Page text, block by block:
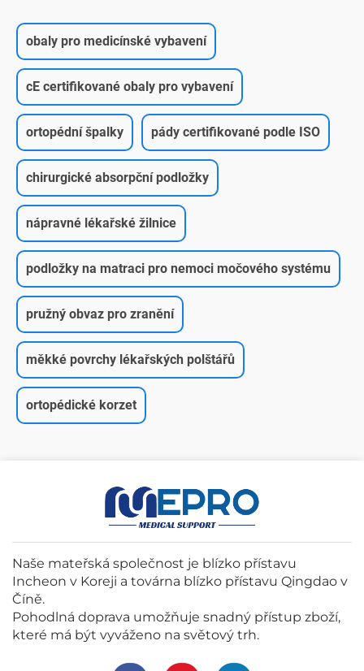
obaly pro medicínské vybavení
cE certifikované obaly pro vybavení
ortopédní špalky pády certifikované podle ISO
chirurgické absorpční podložky
nápravné lékařské žilnice
podložky na matraci pro nemoci močového systému
pružný obvaz pro zranění
měkké povrchy lékařských polštářů
ortopédické korzet
Naše mateřská společnost je blízko přístavu
Incheon v Koreji a továrna blízko přístavu Qingdao v
Číně.
Pohodlná doprava umožňuje snadný přístup zboží,
které má být vyváženo na světový trh.